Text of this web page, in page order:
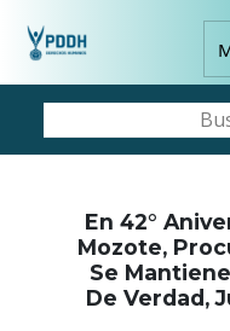
En 42°
Mozote,
Se
De Verdad,